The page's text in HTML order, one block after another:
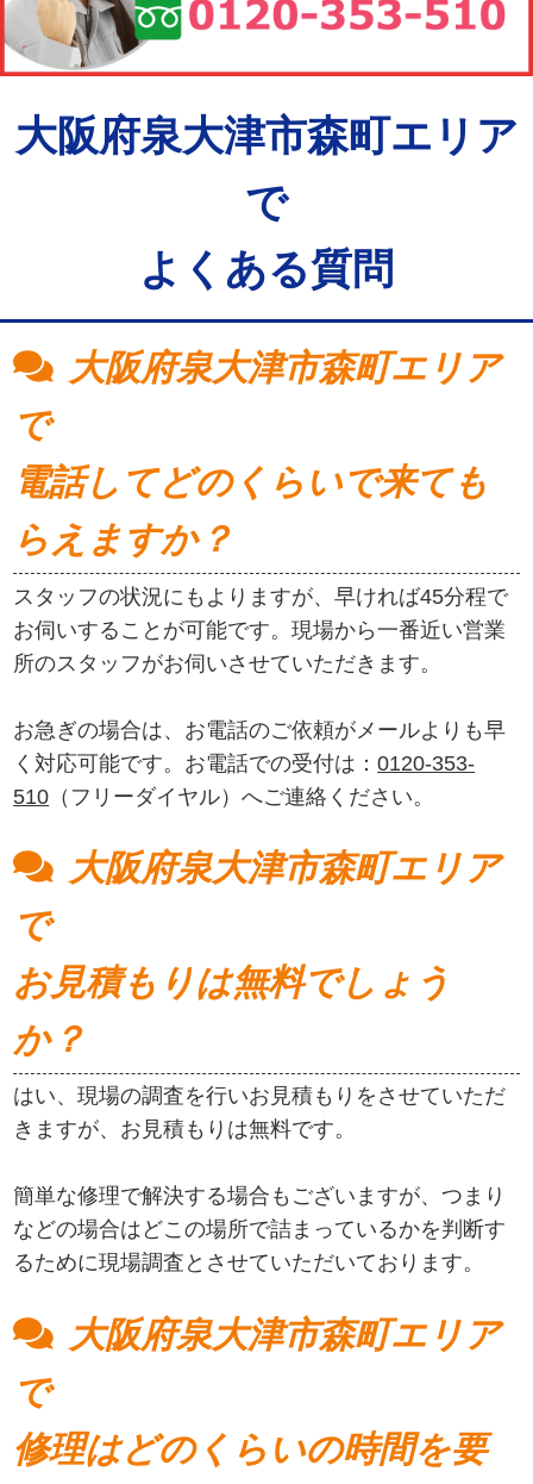
大阪府泉大津市森町エリア
で
よくある質問
大阪府泉大津市森町エリア
で
電話してどのくらいで来ても
らえますか？
スタッフの状況にもよりますが、早ければ45分程で
お伺いすることが可能です。現場から一番近い営業
所のスタッフがお伺いさせていただきます。
お急ぎの場合は、お電話のご依頼がメールよりも早
く対応可能です。お電話での受付は：0120-353-
510 （フリーダイヤル）へご連絡ください。
大阪府泉大津市森町エリア
で
お見積もりは無料でしょう
か？
はい、現場の調査を行いお見積もりをさせていただ
きますが、お見積もりは無料です。
簡単な修理で解決する場合もございますが、つまり
などの場合はどこの場所で詰まっているかを判断す
るために現場調査とさせていただいております。
大阪府泉大津市森町エリア
で
修理はどのくらいの時間を要